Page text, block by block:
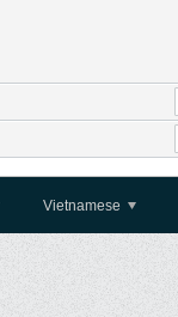
Vietnamese